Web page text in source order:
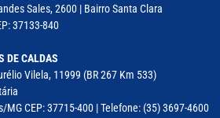
Sales, 2600 | Bairro Santa Clara
37133-840
DE CALDAS
Vilela, 11999 (BR 267 Km 533)
MG CEP: 37715-400 | Telefone: (35) 3697-4600